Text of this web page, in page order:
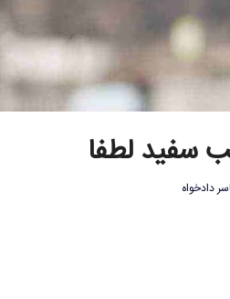
سفید لطفا
دادخواه